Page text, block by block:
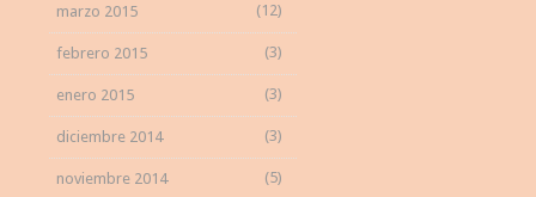
marzo 2015 (12)
febrero 2015 (3)
enero 2015 (3)
diciembre 2014 (3)
noviembre 2014 (5)